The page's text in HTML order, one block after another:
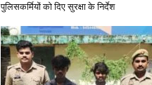
पुलिसकर्मियों को दिए सुरक्षा के निर्देश